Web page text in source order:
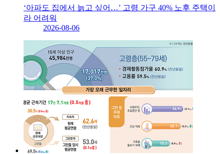
‘아파도 집에서 늙고 싶어…’ 고령 가구 40% 노후 주택이
라 어려워
2026-08-06